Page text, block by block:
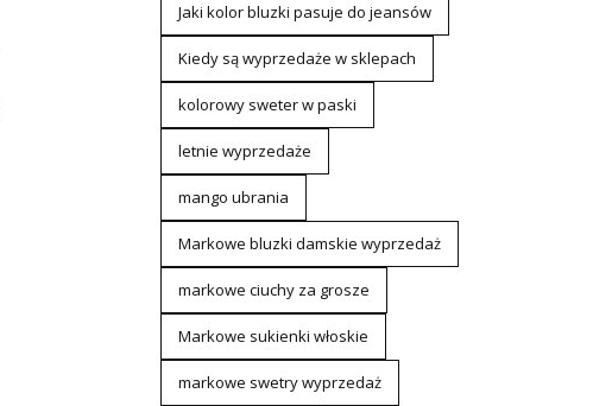
Jaki kolor bluzki pasuje do jeansów
Kiedy są wyprzedaże w sklepach
kolorowy sweter w paski
letnie wyprzedaże
mango ubrania
Markowe bluzki damskie wyprzedaż
markowe ciuchy za grosze
Markowe sukienki włoskie
markowe swetry wyprzedaż